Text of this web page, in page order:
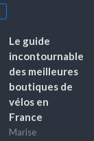
Le guide
incontournable
des meilleures
boutiques de
vélos en
France
Marise